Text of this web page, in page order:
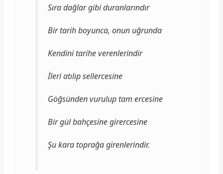
Sıra dağlar gibi duranlarındır
Bir tarih boyunca, onun uğrunda
Kendini tarihe verenlerindir
İleri atılıp sellercesine
Göğsünden vurulup tam ercesine
Bir gül bahçesine girercesine
Şu kara toprağa girenlerindir.